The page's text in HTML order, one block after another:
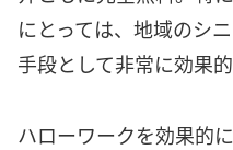
にとっては、地域のシ
手段として非常に効果的
ハローワークを効果的